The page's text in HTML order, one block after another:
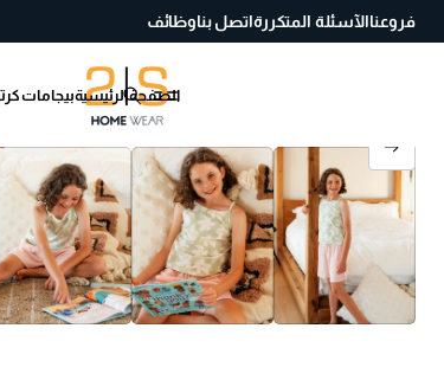
فروعناالآسئلة المتكررةاتصل بناوظائف
الصفحة الرئيسيةبيجامات
انتقل إلى معلومات
المنتج